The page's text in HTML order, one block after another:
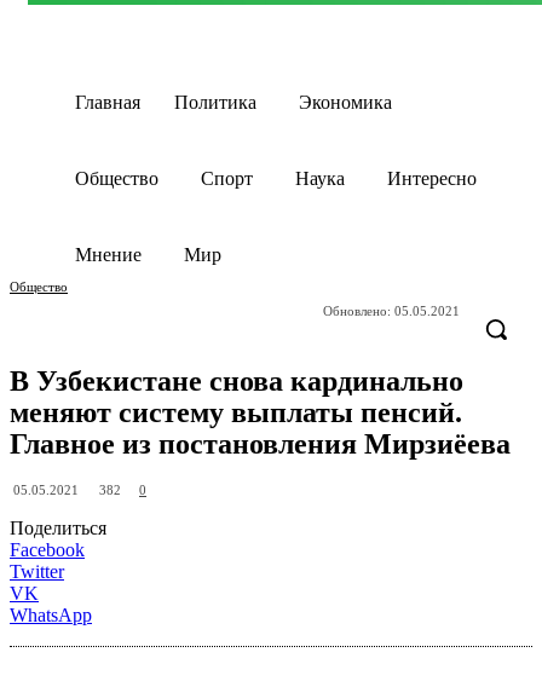
Главная Политика Экономика
Общество Спорт Наука Интересно
Мнение Мир
Общество
Обновлено: 05.05.2021
В Узбекистане снова кардинально
меняют систему выплаты пенсий.
Главное из постановления Мирзиёева
05.05.2021 382 0
Поделиться
Facebook
Twitter
VK
WhatsApp